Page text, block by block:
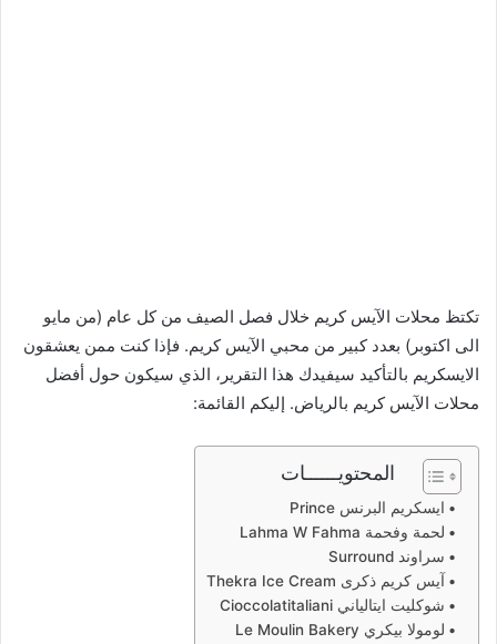
تكتظ محلات الآيس كريم خلال فصل الصيف من كل عام (من مايو
الى اكتوبر) بعدد كبير من محبي الآيس كريم. فإذا كنت ممن يعشقون
الايسكريم بالتأكيد سيفيدك هذا التقرير، الذي سيكون حول أفضل
محلات الآيس كريم بالرياض. إليكم القائمة:
المحتويــــــات
ايسكريم البرنس Prince
لحمة وفحمة Lahma W Fahma
سراوند Surround
آيس كريم ذكرى Thekra Ice Cream
شوكليت ايتالياني Cioccolatitaliani
لومولا بيكري Le Moulin Bakery